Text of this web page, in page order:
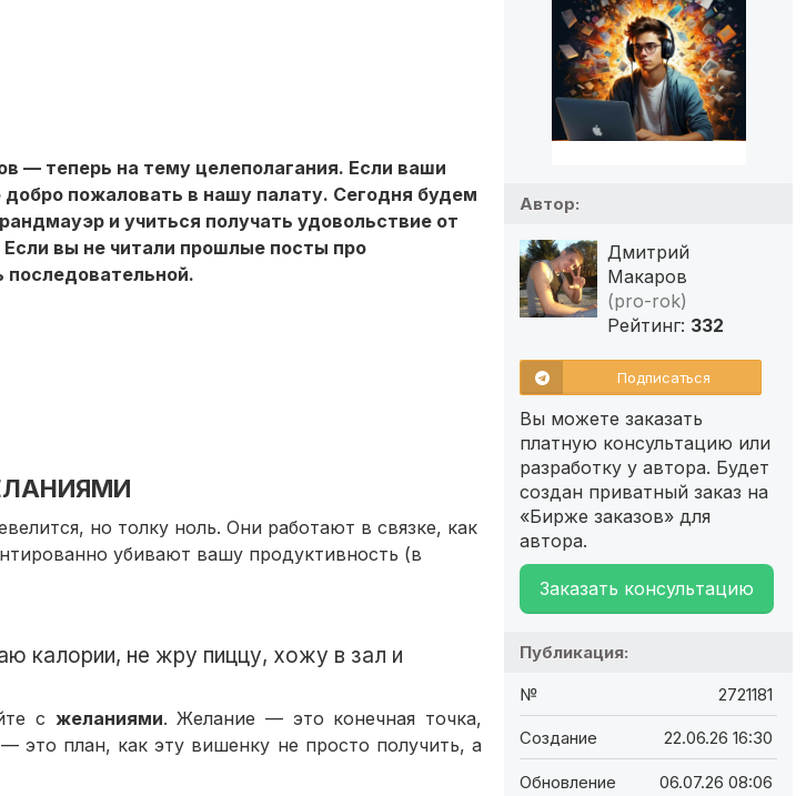
— теперь на тему целеполагания. Если ваши
пожаловать в нашу палату. Сегодня будем
и учиться получать удовольствие от
вы не читали прошлые посты про
последовательной.
но толку ноль. Они работают в связке, как
убивают вашу продуктивность (в
калории, не жру пиццу, хожу в зал и
с желаниями. Желание — это конечная точка,
это план, как эту вишенку не просто получить, а
Автор:
Дмитрий
Макаров
(pro-rok)
Рейтинг: 332
Подписаться
Вы можете заказать
платную консультацию или
разработку у автора. Будет
создан приватный заказ на
«Бирже заказов» для
автора.
Заказать консультацию
Публикация:
№ 2721181
Создание 22.06.26 16:30
Обновление 06.07.26 08:06